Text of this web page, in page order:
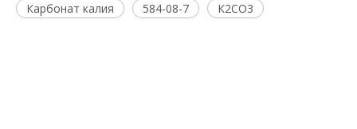
Карбонат калия 584-08-7 К2СО3